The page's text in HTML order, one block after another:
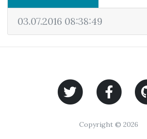
03.07.2016 08:38:49
Copyright © 2026